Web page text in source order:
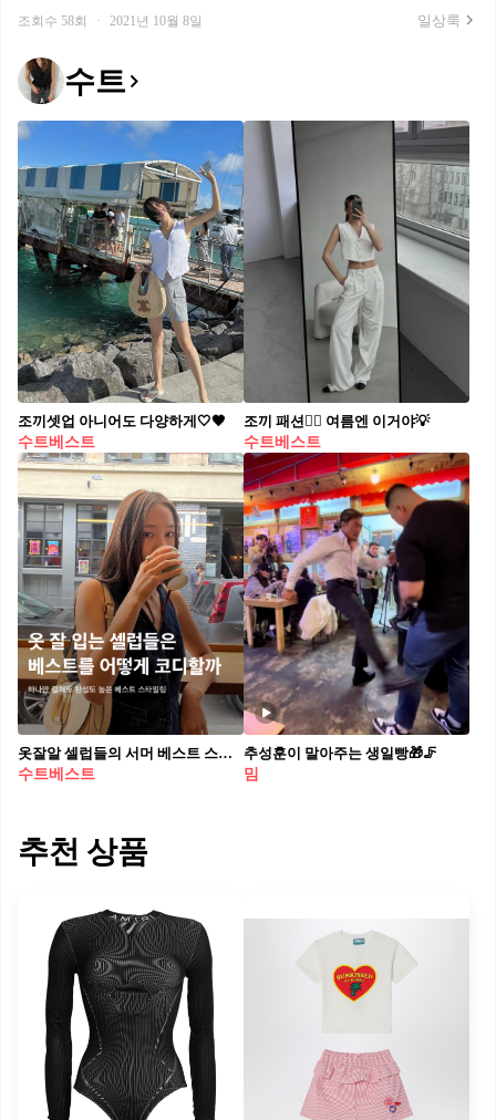
조회수 58회 · 2021년 10월 8일 일상룩
수트
조끼셋업 아니어도 다양하게🤍🖤
수트베스트
조끼 패션✍🏻 여름엔 이거야💡​
수트베스트
옷잘알 셀럽들의 서머 베스트 스타일링☀️ 작년부터 셀럽 인스타그램 피드에 빠지지 않고 등장하는 아이템, 수트 베스트. 하나만 걸쳐도 간편하고 근사한 스타일을 완성할 수 있어 많은 사랑을 받고 있다. 과연 옷 잘 입기로 핫한 셀럽들은 여름에 수트베스트를 어떻게 소화하는지 한번 살펴보자! 지효 올 화이트 코디와 슬릭한 헤어스타일로 군더더기 없는 시크한 스타일링을 완성했다. 자칫 심심해 보일 수 있는 룩에 액세서리를 다양하게 레이어드해 포인트를 더했다. 차정원 얇은 화이트 긴팔 티셔츠에 무심하게 걸친 블랙 베스트. 블랙 앤 화이트 룩에 실버 액세서리로 포인트를 줬다. 깔끔한 라운드 넥으로 페미닌하면서도 시크함이 느껴지는 스타일을 선보였다. 크리스탈 랄프로렌 컬렉션의 스웨터 베스트. 전체적으로 베이지 컬러를 활용한 톤온톤 코디로 모던한 분위기를 살렸다. 텍스쳐가 들어간 부츠컷 슬랙스까지 더해져 편안하면서도 우아함이 느껴진다. 노윤서 화이트 베스트와 와이드 데님 팬츠로 편안하면서도 멋스러운 스타일링을 연출했다. 베스트 밑에 살짝 트임이 들어가 있어 다리를 더욱 길어 보이게 만든다. 태연 여리한 몸매를 부각하는 오버사이즈 베스트에 미니스커트를 매치해 데일리 룩을 완성했다. 실패 없는 블랙과 베이지 색상 조합에 빅 포켓이 부착된 카고 디테일 포인트로 Y2K 무드가 느껴진다. 채정안 아디다스 트랙 팬츠와 아이보리 수트 베스트를 멋스럽게 소화했다. 볼캡과 링 귀걸이 그리고 커다란 크로셰 가방으로 패셔니스타 다운 유니크한 스타일을 선보였다. 기은세 포멀하고 중성적인 무드가 느껴지는 살짝 긴 베스트. 린넨 소재로 된 스트라이프 패턴 베스트를 심플한 화이트 팬츠와 함께 입었다. 밑 단추 부분을 풀어 편안하고 시원해 보인다.
수트베스트
추성훈이 말아주는 생일빵🎁🦵⁠
밈
추천 상품